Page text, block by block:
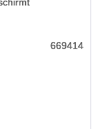
669414